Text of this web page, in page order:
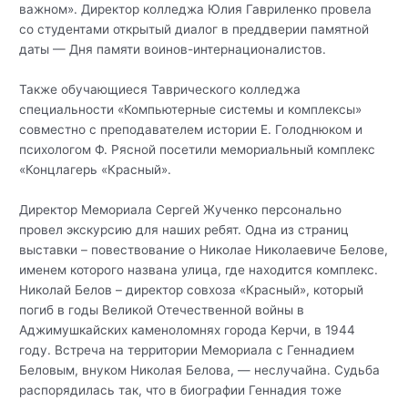
важном». Директор колледжа Юлия Гавриленко провела
со студентами открытый диалог в преддверии памятной
даты — Дня памяти воинов-интернационалистов.
Также обучающиеся Таврического колледжа
специальности «Компьютерные системы и комплексы»
совместно с преподавателем истории Е. Голоднюком и
психологом Ф. Рясной посетили мемориальный комплекс
«Концлагерь «Красный».
Директор Мемориала Сергей Жученко персонально
провел экскурсию для наших ребят. Одна из страниц
выставки – повествование о Николае Николаевиче Белове,
именем которого названа улица, где находится комплекс.
Николай Белов – директор совхоза «Красный», который
погиб в годы Великой Отечественной войны в
Аджимушкайских каменоломнях города Керчи, в 1944
году. Встреча на территории Мемориала с Геннадием
Беловым, внуком Николая Белова, — неслучайна. Судьба
распорядилась так, что в биографии Геннадия тоже